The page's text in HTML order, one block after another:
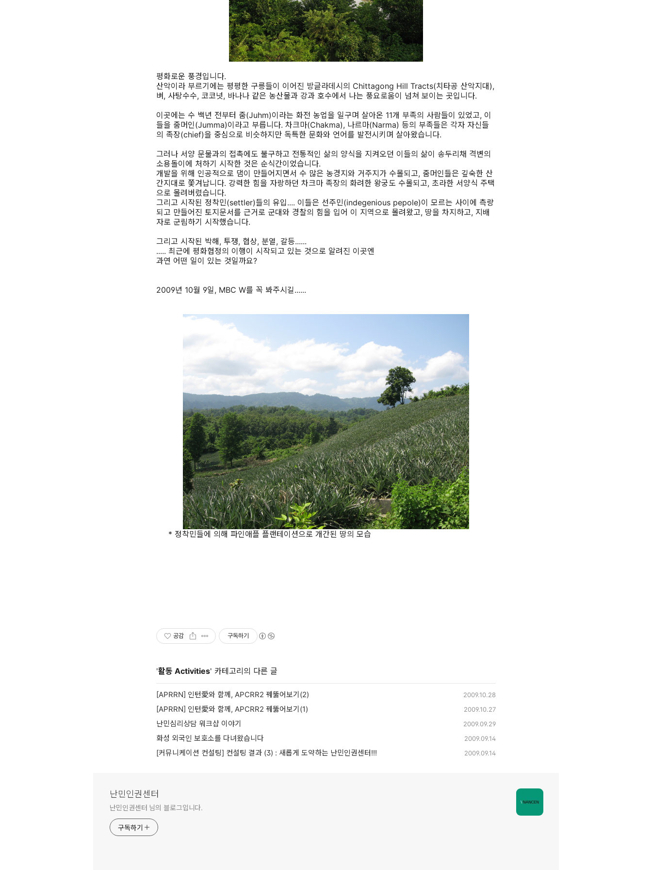
평화로운 풍경입니다.
산악이라 부르기에는 평평한 구릉들이 이어진 방글라데시의 Chittagong Hill Tracts(치타공 산악지대),
벼, 사탕수수, 코코넛, 바나나 같은 농산물과 강과 호수에서 나는 풍요로움이 넘쳐 보이는 곳입니다.
이곳에는 수 백년 전부터 줌(Juhm)이라는 화전 농업을 일구며 살아온 11개 부족의 사람들이 있었고, 이
들을 줌머인(Jumma)이라고 부릅니다. 차크마(Chakma), 나르마(Narma) 등의 부족들은 각자 자신들
의 족장(chief)을 중심으로 비슷하지만 독특한 문화와 언어를 발전시키며 살아왔습니다.
그러나 서양 문물과의 접촉에도 불구하고 전통적인 삶의 양식을 지켜오던 이들의 삶이 송두리채 격변의
소용돌이에 처하기 시작한 것은 순식간이었습니다.
개발을 위해 인공적으로 댐이 만들어지면서 수 많은 농경지와 거주지가 수몰되고, 줌머인들은 깊숙한 산
간지대로 쫓겨납니다. 강력한 힘을 자랑하던 차크마 족장의 화려한 왕궁도 수몰되고, 초라한 서양식 주택
으로 몰려버렸습니다.
그리고 시작된 정착민(settler)들의 유입.... 이들은 선주민(indegenious pepole)이 모르는 사이에 측량
되고 만들어진 토지문서를 근거로 군대와 경찰의 힘을 입어 이 지역으로 몰려왔고, 땅을 차지하고, 지배
자로 군림하기 시작했습니다.
그리고 시작된 박해, 투쟁, 협상, 분열, 갈등......
..... 최근에 평화협정의 이행이 시작되고 있는 것으로 알려진 이곳엔
과연 어떤 일이 있는 것일까요?
2009년 10월 9일, MBC W를 꼭 봐주시길......
* 정착민들에 의해 파인애플 플랜테이션으로 개간된 땅의 모습
공감 구독하기
'활동 Activities' 카테고리의 다른 글
[APRRN] 인턴愛와 함께, APCRR2 꿰뚫어보기(2) 2009.10.28
[APRRN] 인턴愛와 함께, APCRR2 꿰뚫어보기(1) 2009.10.27
난민심리상담 워크샵 이야기 2009.09.29
화성 외국인 보호소를 다녀왔습니다 2009.09.14
[커뮤니케이션 컨설팅] 컨설팅 결과 (3) : 새롭게 도약하는 난민인권센터!!! 2009.09.14
난민인권센터
난민인권센터 님의 블로그입니다.
구독하기